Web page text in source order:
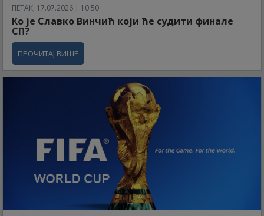
ПЕТАК, 17.07.2026 | 10:50
Ко је Славко Винчић који ће судити финале
СП?
ПРОЧИТАЈ ВИШЕ